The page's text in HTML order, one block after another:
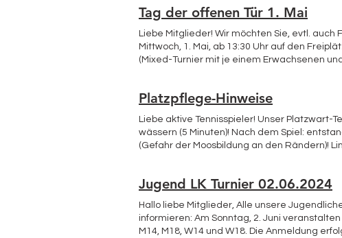
das
Tag der offenen Tür 1. Mai
Liebe Mitglieder! Wir möchten Sie, evtl.
Mittwoch, 1. Mai, ab 13:30 Uhr auf den
(Mixed-Turnier mit je einem Erwachsenen
Turnier (gerne auch ohne Partner) bitte bis
Platzpflege-Hinweise
Liebe aktive Tennisspieler! Unser Platzwart-
wässern (5 Minuten)! Nach dem Spiel:
(Gefahr der Moosbildung an den Rändern)!
Jugend LK Turnier 02.06.2024
Hallo liebe Mitglieder, Alle unsere
informieren: Am Sonntag, 2. Juni
M14, M18, W14 und W18. Die Anmeldung